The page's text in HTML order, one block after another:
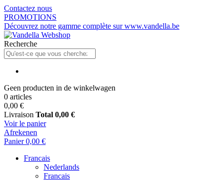
Contactez nous
PROMOTIONS
Découvrez notre gamme complète sur www.vandella.be
Recherche
Geen producten in de winkelwagen
0 articles
0,00 €
Livraison Total 0,00 €
Voir le panier
Afrekenen
Panier 0,00 €
Francais
Nederlands
Francais